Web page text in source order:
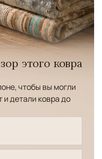
этого ковра
чтобы вы могли
и детали ковра до